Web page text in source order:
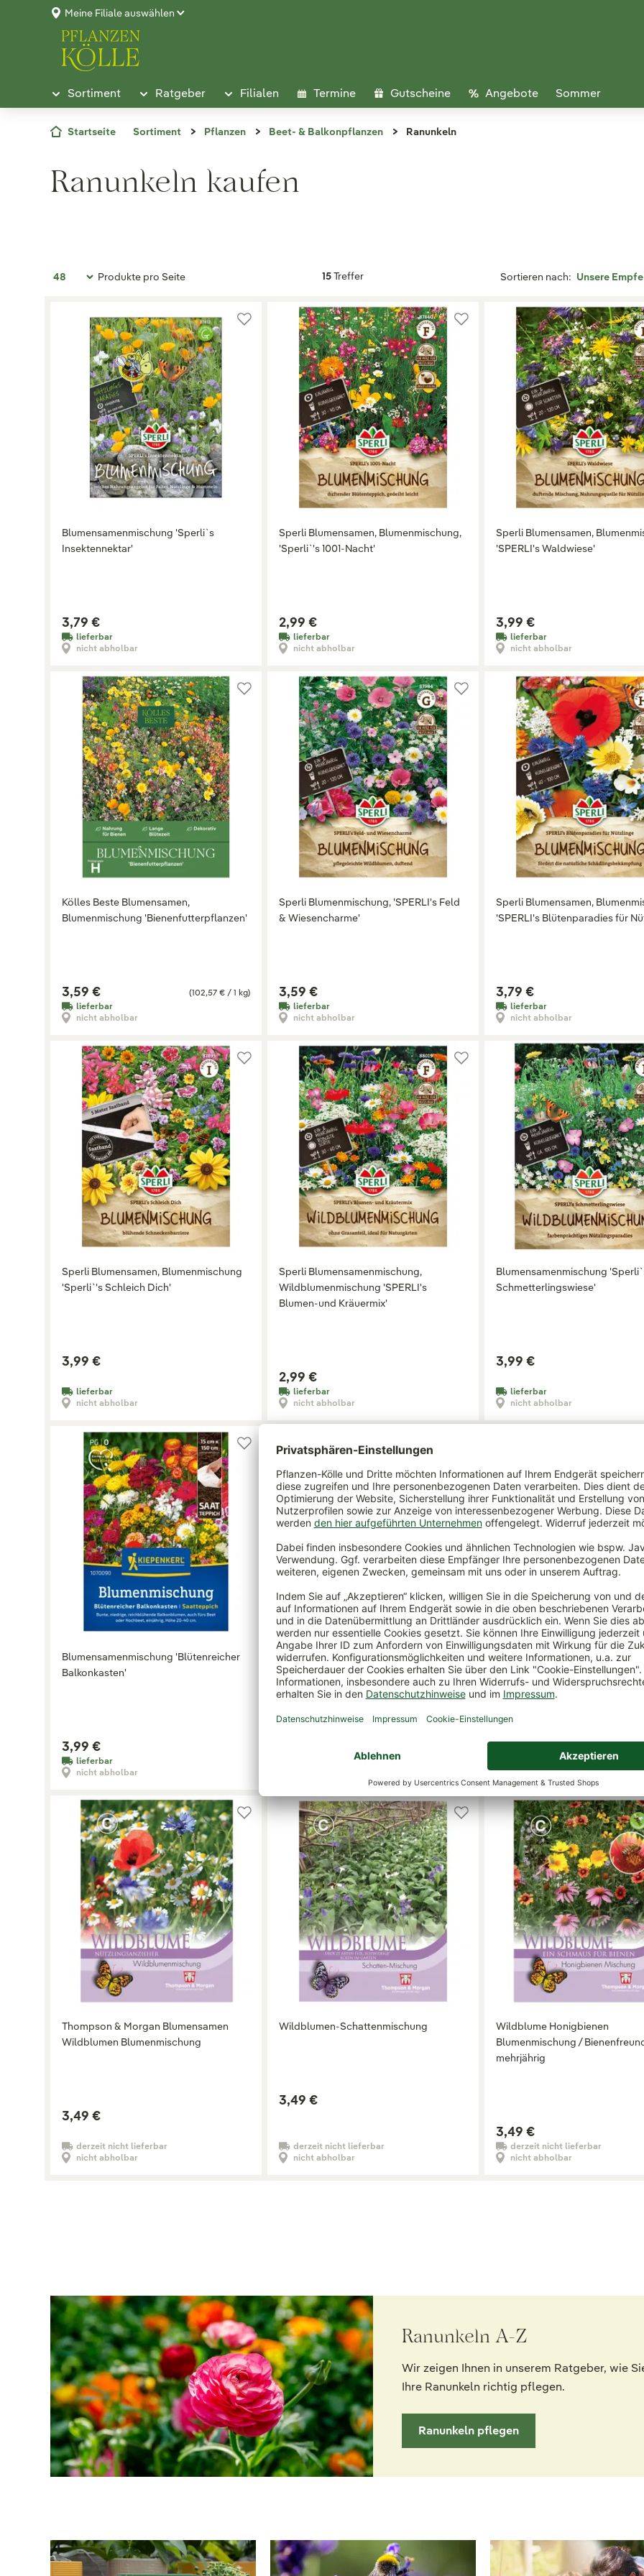
Meine Filiale auswählen
Sortiment Ratgeber Filialen Termine Gutscheine Angebote Sommer
Startseite Sortiment Pflanzen Beet- & Balkonpflanzen Ranunkeln
Ranunkeln kaufen
Produkte pro Seite 15Treffer Sortieren nach:
Blumensamenmischung 'Sperli`s
Insektennektar'
3,79 €
lieferbar
nicht abholbar
Sperli Blumensamen, Blumenmischung,
'Sperli`'s 1001-Nacht'
2,99 €
lieferbar
nicht abholbar
Sperli Blumensamen,
'SPERLI's Waldwiese'
3,99 €
lieferbar
nicht abholbar
Kölles Beste Blumensamen,
Blumenmischung 'Bienenfutterpflanzen'
(102,57 € / 1 kg)
3,59 €
lieferbar
nicht abholbar
Sperli Blumenmischung, 'SPERLI's Feld
& Wiesencharme'
3,59 €
lieferbar
nicht abholbar
Sperli Blumensamen,
'SPERLI's Blütenparadies für
3,79 €
lieferbar
nicht abholbar
Sperli Blumensamen, Blumenmischung
'Sperli`'s Schleich Dich'
3,99 €
lieferbar
nicht abholbar
Sperli Blumensamenmischung,
Wildblumenmischung 'SPERLI's
Blumen-und Kräuermix'
2,99 €
lieferbar
nicht abholbar
Blumensamenmischung
Schmetterlingswiese'
3,99 €
lieferbar
nicht abholbar
Blumensamenmischung 'Blütenreicher
Balkonkasten'
3,99 €
lieferbar
nicht abholbar
Blumensamenmischung 'Sperli`s
Bienen-Mix'
Wildblumensamen
Schmetterlingsmischung
3,89 €
derzeit nicht lieferbar
nicht abholbar
Thompson & Morgan Blumensamen
Wildblumen Blumenmischung
3,49 €
derzeit nicht lieferbar
nicht abholbar
Wildblumen-Schattenmischung
3,49 €
derzeit nicht lieferbar
nicht abholbar
Wildblume Honigbienen
Blumenmischung /
mehrjährig
3,49 €
derzeit nicht lieferbar
nicht abholbar
Ranunkeln A-Z
Wir zeigen Ihnen in unserem Ratgeber, wie
Ihre Ranunkeln richtig pflegen.
Ranunkeln pflegen